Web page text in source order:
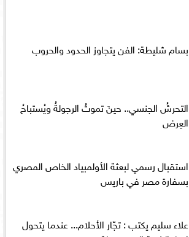
بسام شليطة: الفن يتجاوز الحدود والحروب
التحرشُ الجنسي.. حينَ تموتُ الرجولةُ ويُستباحُ
العِرض
استقبال رسمي لبعثة الأولمبياد الخاص المصري
بسفارة مصر في باريس
علاء سليم يكتب : تجّار الأحلام... عندما يتحول